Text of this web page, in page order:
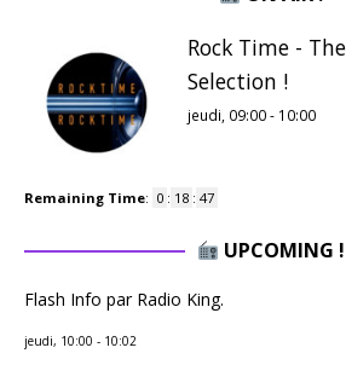
Rock Time -
Selection !
jeudi, 09:00- 10:00
Remaining Time: 0 : 18 : 47
UPCOMING !
Flash Info par Radio King.
jeudi, 10:00 - 10:02